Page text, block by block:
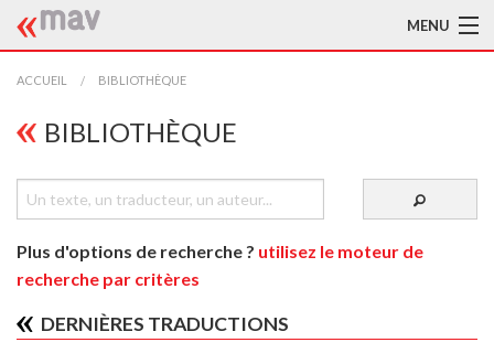
MENU
ACCUEIL
LA MAV
TRADUCTEURS
PUBLICATIONS
ACCUEIL BIBLIOTHÈQUE
BIBLIOTHÈQUE
Plus d'options de recherche ? utilisez le moteur de
recherche par critères
DERNIÈRES TRADUCTIONS